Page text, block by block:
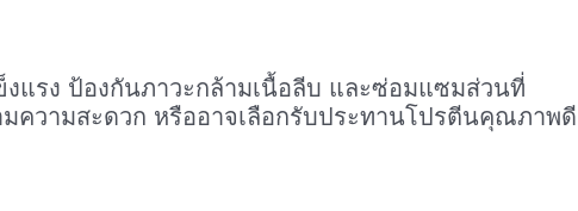
แรง ป้องกันภาวะกล้ามเนื้อลีบ และซ่อมแซมส่วนที่
ความสะดวก หรืออาจเลือกรับประทานโปรตีนคุณภาพดี